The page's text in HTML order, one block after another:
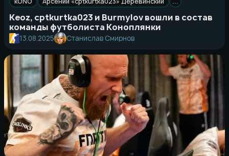
…
Keoz, cptkurtka023 и Burmylov вошли в состав
команды футболиста Коноплянки
13.08.2025 Станислав Смирнов